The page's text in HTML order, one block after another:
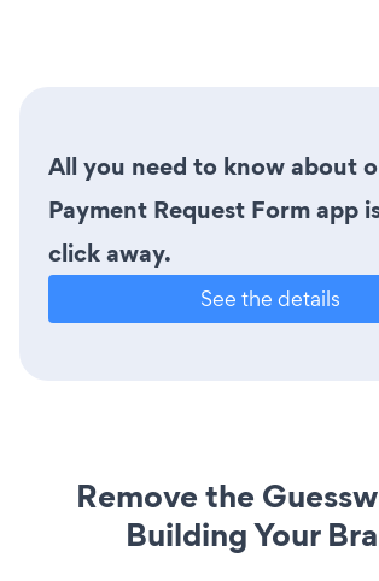
All you need to know about
Payment Request Form app
click away.
See the details
Remove the
Building Your